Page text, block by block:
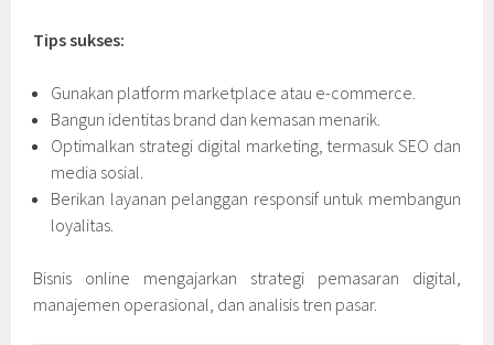
Tips sukses:
Gunakan platform marketplace atau e-commerce.
Bangun identitas brand dan kemasan menarik.
Optimalkan strategi digital marketing, termasuk SEO dan
media sosial.
Berikan layanan pelanggan responsif untuk membangun
loyalitas.
Bisnis online mengajarkan strategi pemasaran digital,
manajemen operasional, dan analisis tren pasar.